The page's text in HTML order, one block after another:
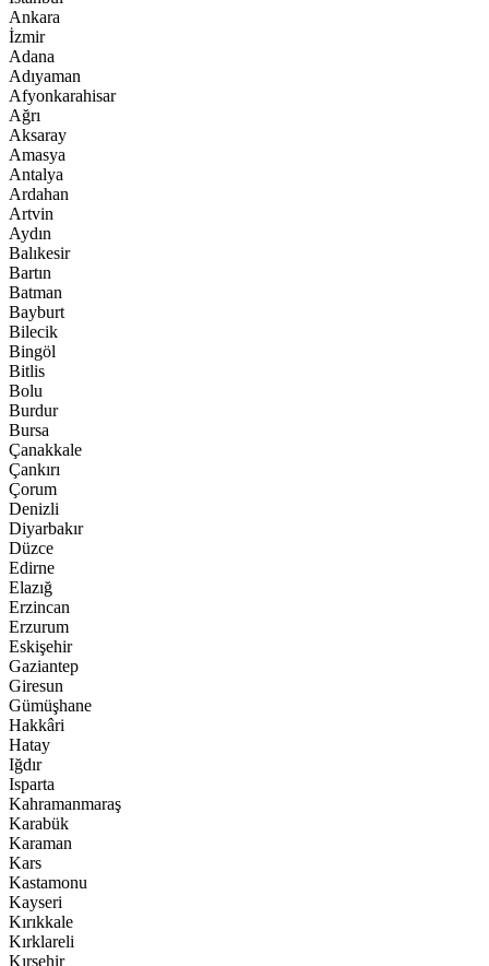
Ankara
İzmir
Adana
Adıyaman
Afyonkarahisar
Ağrı
Aksaray
Amasya
Antalya
Ardahan
Artvin
Aydın
Balıkesir
Bartın
Batman
Bayburt
Bilecik
Bingöl
Bitlis
Bolu
Burdur
Bursa
Çanakkale
Çankırı
Çorum
Denizli
Diyarbakır
Düzce
Edirne
Elazığ
Erzincan
Erzurum
Eskişehir
Gaziantep
Giresun
Gümüşhane
Hakkâri
Hatay
Iğdır
Isparta
Kahramanmaraş
Karabük
Karaman
Kars
Kastamonu
Kayseri
Kırıkkale
Kırklareli
Kırşehir